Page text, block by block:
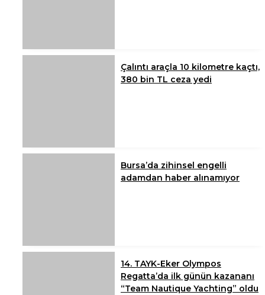
Çalıntı araçla 10 kilometre kaçtı,
380 bin TL ceza yedi
Bursa’da zihinsel engelli
adamdan haber alınamıyor
14. TAYK-Eker Olympos
Regatta’da ilk günün kazananı
“Team Nautique Yachting” oldu